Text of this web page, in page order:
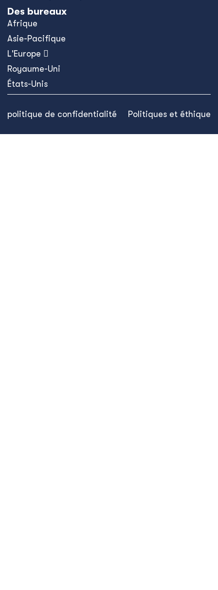
Des bureaux
Afrique
Asie-Pacifique
L'Europe 
Royaume-Uni
États-Unis
politique de confidentialité Politiques et éthique